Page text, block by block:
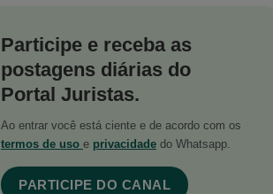
Participe e receba as
postagens diárias do
Portal Juristas.
Ao entrar você está ciente e de acordo com os
termos de uso e privacidade do Whatsapp.
PARTICIPE DO CANAL